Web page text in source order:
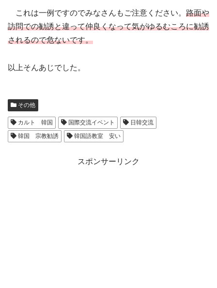
これは一例ですのでみなさんもご注意ください。 路面や
訪問での勧誘と違って仲良くなって気がゆるむころに勧誘
されるので危ないです。
以上そんあじでした。
その他
カルト 韓国 国際交流イベント
日韓交流
韓国 宗教勧誘
韓国語教室 安い
スポンサーリンク